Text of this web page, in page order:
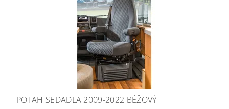
POTAH SEDADLA 2009-2022 BÉŽOVÝ